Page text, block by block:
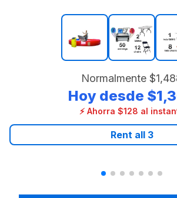
Normalmente
Hoy desde
⚡ Ahorra $128 al
Rent all 3